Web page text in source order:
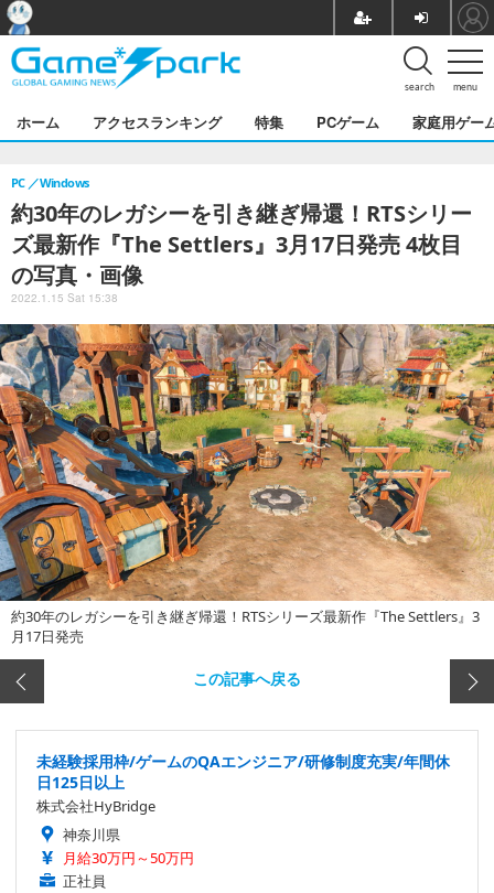
menu
search
ホーム アクセスランキング 特集 PCゲーム 家庭用ゲー
約30年のレガシーを引き継ぎ帰還！RTSシリー
ズ最新作『The Settlers』3月17日発売 4枚目
の写真・画像
PC Windows
2022.1.15 Sat 15:38
約30年のレガシーを引き継ぎ帰還！RTSシリーズ最新作『The Settlers』3
月17日発売
この記事へ戻る
未経験採用枠/ゲームのQAエンジニア/研修制度充実/年間休
日125日以上
株式会社HyBridge
神奈川県
月給30万円～50万円
正社員